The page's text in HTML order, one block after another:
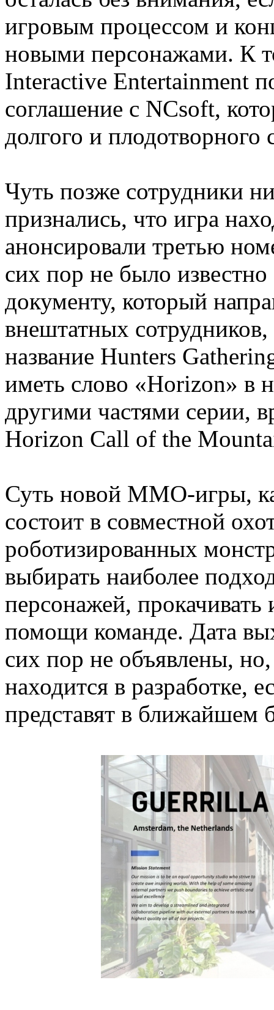
игровым процессом и
новыми персонажами. К
Interactive Entertainment
соглашение с NCsoft,
долгого и плодотворного
Чуть позже сотрудники
признались, что игра
анонсировали третью
сих пор не было
документу, который
внештатных сотрудников,
название Hunters
иметь слово «Horizon» в
другими частями серии,
Horizon Call of the
Суть новой MMO-игры,
состоит в совместной
роботизированных
выбирать наиболее
персонажей, прокачивать
помощи команде. Дата
сих пор не объявлены,
находится в разработке,
представят в ближайшем